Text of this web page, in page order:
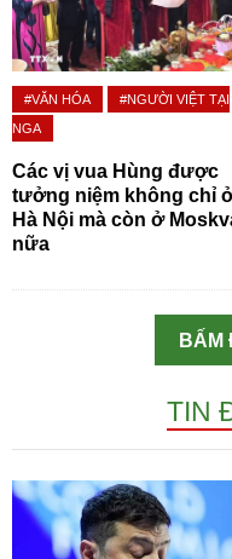
#VĂN HÓA
#NGƯỜI VIỆT TẠI
NGA
Các vị vua Hùng được
tưởng niệm không chỉ
Hà Nội mà còn ở
nữa
BẤM
TIN